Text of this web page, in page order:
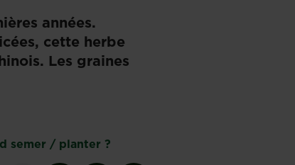
années.
cette herbe
Les graines
semer / planter ?